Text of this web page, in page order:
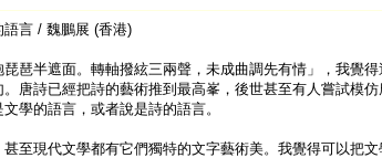
語言 / 魏鵬展 (香港)
琶半遮面。轉軸撥絃三兩聲，未成曲調先有情」，我覺
唐詩已經把詩的藝術推到最高峯，後世甚至有人嘗試模
學的語言，或者說是詩的語言。
至現代文學都有它們獨特的文字藝術美。我覺得可以把